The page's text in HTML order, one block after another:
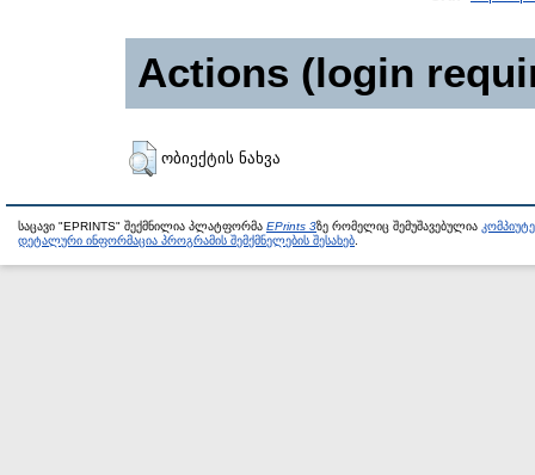
Actions (login
ობიექტის ნახვა
საცავი "EPRINTS" შექმნილია პლატფორმა EPrints 3ზე რომელიც შემუშავებულია
დეტალური ინფორმაცია პროგრამის შემქმნელების შესახებ